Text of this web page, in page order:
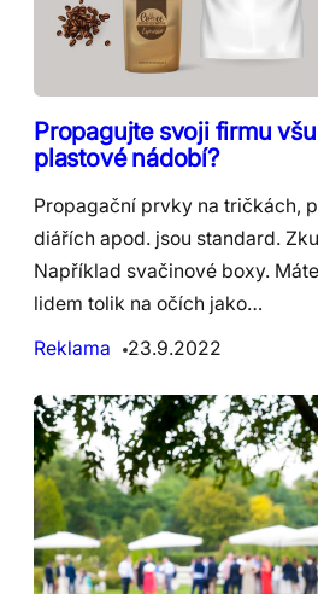
Propagujte svoji firmu
plastové nádobí?
Propagační prvky na tričkách,
diářích apod. jsou standard.
Například svačinové boxy.
lidem tolik na očích jako…
Reklama
23.9.2022